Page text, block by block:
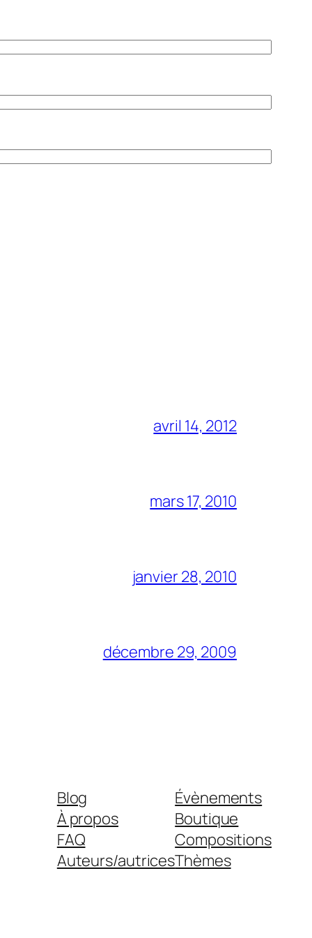
avril 14, 2012
mars 17, 2010
janvier 28, 2010
décembre 29, 2009
Blog
À propos
FAQ
Auteurs/autrices
Évènements
Boutique
Compositions
Thèmes